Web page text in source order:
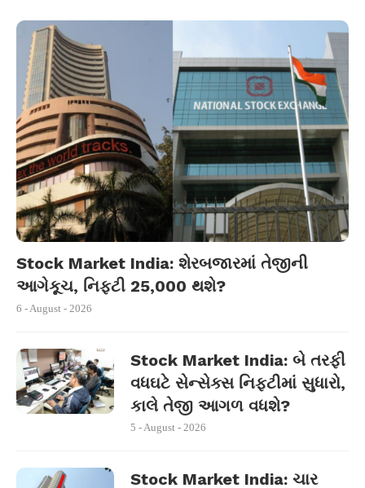
Stock Market India: શેરબજારમાં તેજીની
આગેકૂચ, નિફ્ટી 25,000 થશે?
6 - August - 2026
Stock Market India: બે તરફી
વધઘટે સેન્સેક્સ નિફ્ટીમાં સુધારો,
કાલે તેજી આગળ વધશે?
5 - August - 2026
Stock Market India: ચાર